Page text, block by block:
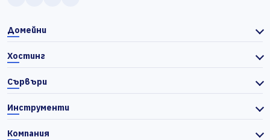
Домейни
Хостинг
Сървъри
Инструменти
Компания